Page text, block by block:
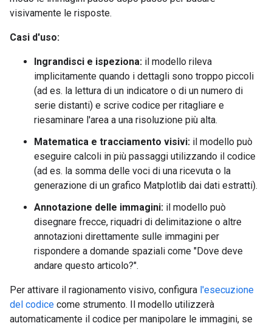
visivamente le risposte.
Casi d'uso:
Ingrandisci e ispeziona: il modello rileva
implicitamente quando i dettagli sono troppo piccoli
(ad es. la lettura di un indicatore o di un numero di
serie distanti) e scrive codice per ritagliare e
riesaminare l'area a una risoluzione più alta.
Matematica e tracciamento visivi: il modello può
eseguire calcoli in più passaggi utilizzando il codice
(ad es. la somma delle voci di una ricevuta o la
generazione di un grafico Matplotlib dai dati estratti).
Annotazione delle immagini: il modello può
disegnare frecce, riquadri di delimitazione o altre
annotazioni direttamente sulle immagini per
rispondere a domande spaziali come "Dove deve
andare questo articolo?".
Per attivare il ragionamento visivo, configura l'esecuzione
del codice come strumento. Il modello utilizzerà
automaticamente il codice per manipolare le immagini, se